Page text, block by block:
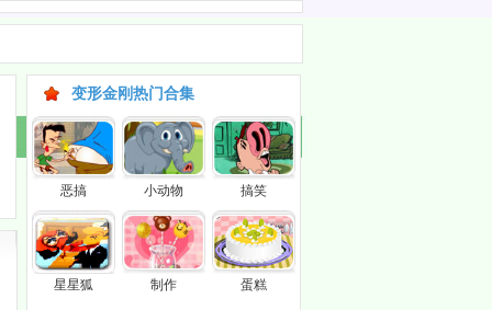
变形金刚热门合集
恶搞 小动物 搞笑
星星狐 制作 蛋糕